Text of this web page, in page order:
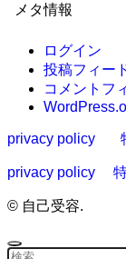
メタ情報
ログイン
投稿フィー
コメントフ
privacy policy
privacy policy
© 自己受容.